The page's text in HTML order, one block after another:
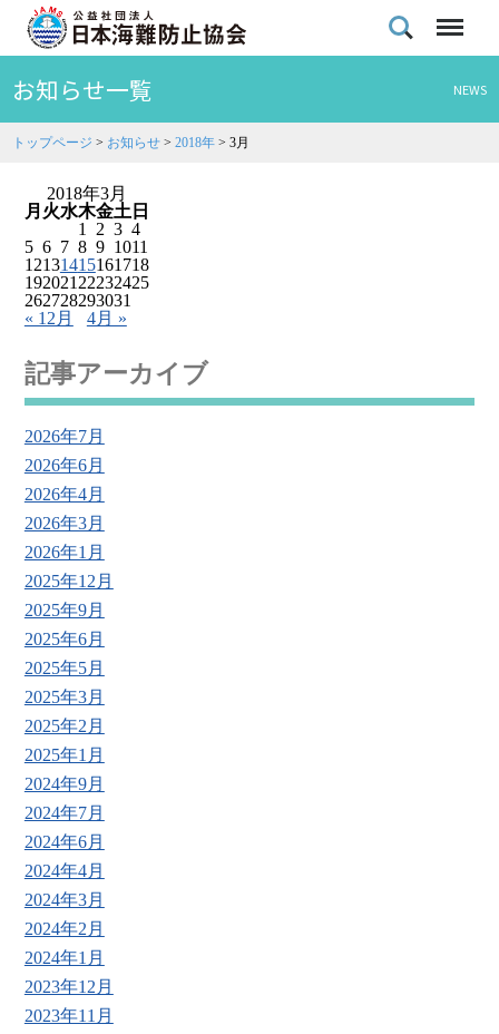
お知らせ一覧 NEWS
トップページ > お知らせ >2018年 >3月
2018年3月
月 火水木金土 日
1
2 3 4
5 6 7 8 9 1011
12131415161718
192021 22232425
262728293031
« 12月
4月 »
記事アーカイブ
2026年7月
2026年6月
2026年4月
2026年3月
2026年1月
2025年12月
2025年9月
2025年6月
2025年5月
2025年3月
2025年2月
2025年1月
2024年9月
2024年7月
2024年6月
2024年4月
2024年3月
2024年2月
2024年1月
2023年12月
2023年11月